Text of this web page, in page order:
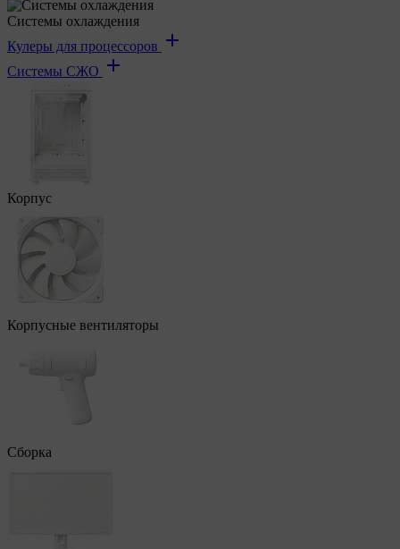
Системы охлаждения
Кулеры для процессоров
Системы СЖО
Корпус
Корпусные вентиляторы
Сборка